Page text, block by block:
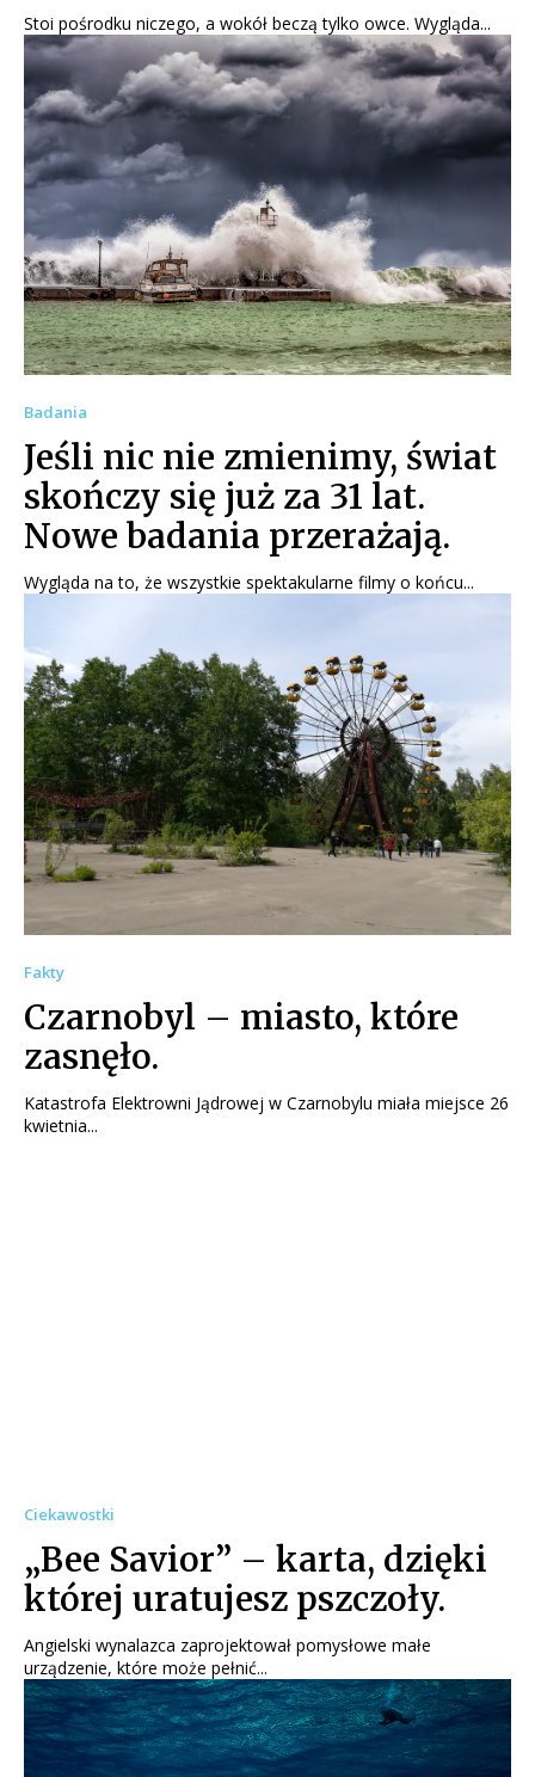
Stoi pośrodku niczego, a wokół beczą tylko owce. Wygląda...
Badania
Jeśli nic nie zmienimy, świat
skończy się już za 31 lat.
Nowe badania przerażają.
Wygląda na to, że wszystkie spektakularne filmy o końcu...
Fakty
Czarnobyl – miasto, które
zasnęło.
Katastrofa Elektrowni Jądrowej w Czarnobylu miała miejsce 26
kwietnia...
Ciekawostki
„Bee Savior” – karta, dzięki
której uratujesz pszczoły.
Angielski wynalazca zaprojektował pomysłowe małe
urządzenie, które może pełnić...